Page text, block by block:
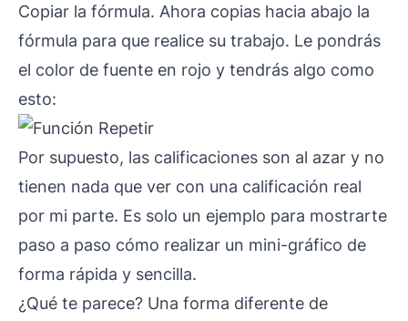
Copiar la fórmula. Ahora copias hacia abajo la
fórmula para que realice su trabajo. Le pondrás
el color de fuente en rojo y tendrás algo como
esto:
Por supuesto, las calificaciones son al azar y no
tienen nada que ver con una calificación real
por mi parte. Es solo un ejemplo para mostrarte
paso a paso cómo realizar un mini-gráfico de
forma rápida y sencilla.
¿Qué te parece? Una forma diferente de